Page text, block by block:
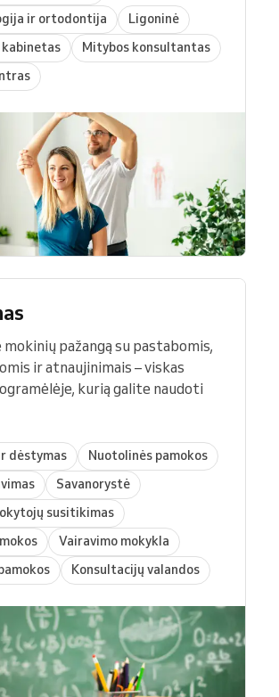
ir ortodontija
Ligoninė
Mitybos konsultantas
pažangą su pastabomis,
ir atnaujinimais – viskas
kurią galite naudoti
dėstymas
Nuotolinės pamokos
Savanorystė
susitikimas
Vairavimo mokykla
Konsultacijų valandos